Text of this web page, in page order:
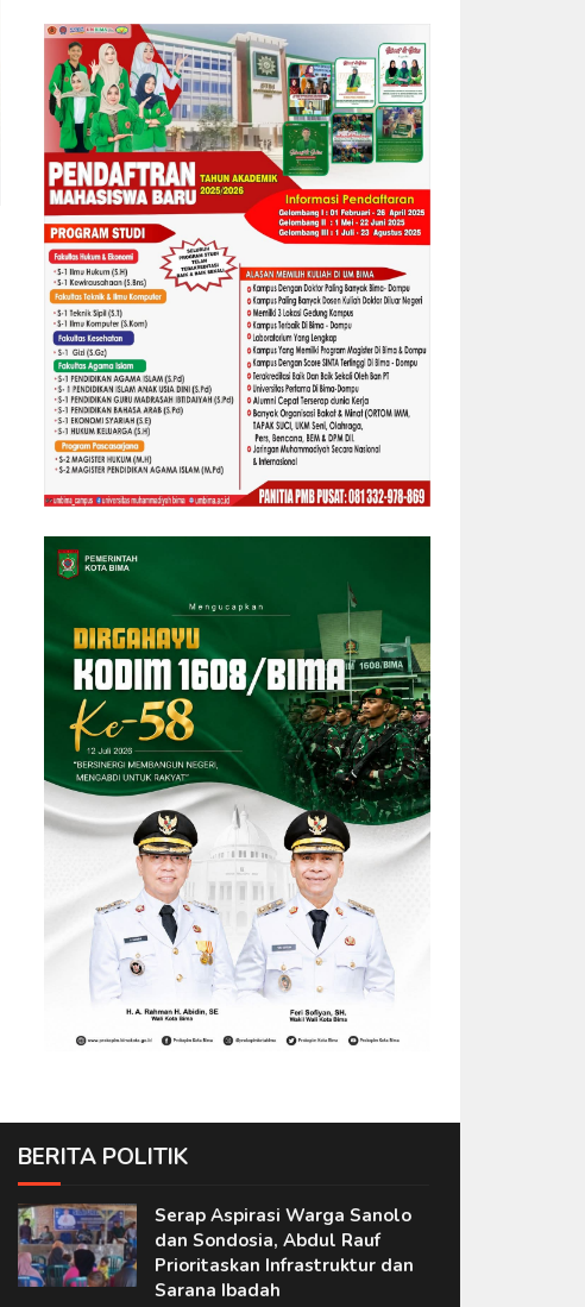
BERITA POLITIK
Serap Aspirasi Warga Sanolo
dan Sondosia, Abdul Rauf
Prioritaskan Infrastruktur dan
Sarana Ibadah